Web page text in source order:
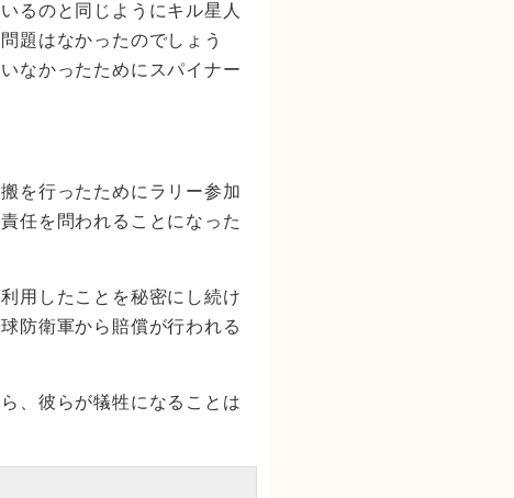
るのと同じようにキル星人
題はなかったのでしょう
なかったためにスパイナー
を行ったためにラリー参加
任を問われることになった
用したことを秘密にし続け
防衛軍から賠償が行われる
、彼らが犠牲になることは